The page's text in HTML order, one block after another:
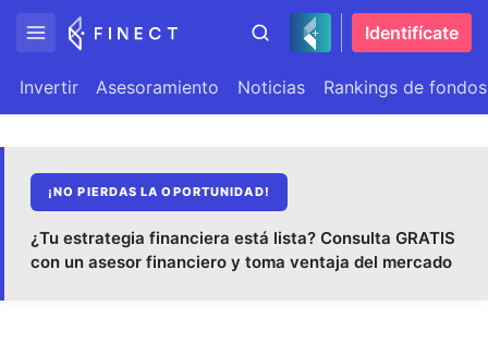
Identifícate
Invertir Asesoramiento Noticias Rankings de fondos
¡NO PIERDAS LA OPORTUNIDAD!
¿Tu estrategia financiera está lista? Consulta GRATIS
con un asesor financiero y toma ventaja del mercado